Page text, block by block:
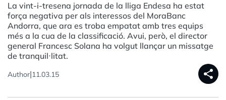
La vint-i-tresena jornada de la lliga Endesa ha estat
força negativa per als interessos del MoraBanc
Andorra, que ara es troba empatat amb tres equips
més a la cua de la classificació. Avui, però, el director
general Francesc Solana ha volgut llançar un missatge
de tranquil·litat.
Author|11.03.15 share